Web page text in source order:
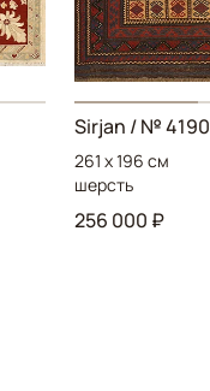
Sirjan / № 4190
261 x 196 см
шерсть
256 000 ₽